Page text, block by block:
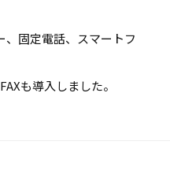
、固定電話、スマートフ
も導入しました。